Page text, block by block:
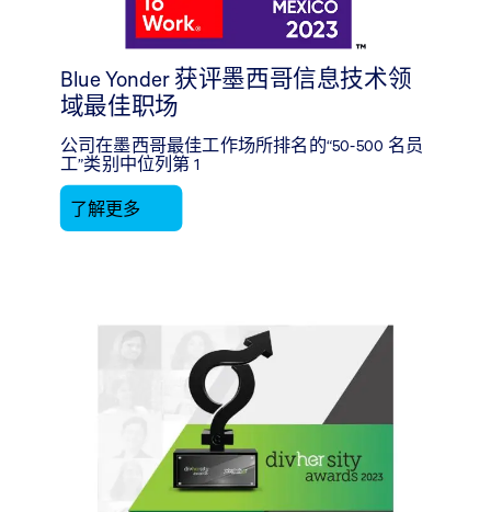
Blue Yonder 获评墨西哥信息技术领
域最佳职场
公司在墨西哥最佳工作场所排名的“50-500 名员
工”类别中位列第 1
了解更多